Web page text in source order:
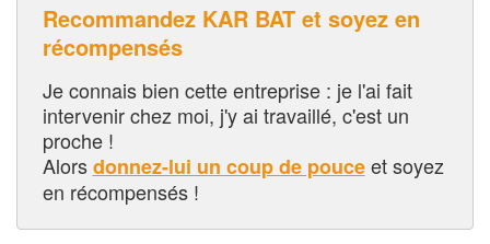
Recommandez KAR BAT et soyez en
récompensés
Je connais bien cette entreprise : je l'ai fait
intervenir chez moi, j'y ai travaillé, c'est un
proche !
Alorsdonnez-lui un coup de pouceet soyez
en récompensés !